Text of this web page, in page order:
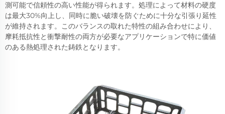
測可能で信頼性の高い性能が得られます。処理によって材料の硬度
は最大30%向上し、同時に脆い破壊を防ぐために十分な引張り延性
が維持されます。このバランスの取れた特性の組み合わせにより、
摩耗抵抗性と衝撃耐性の両方が必要なアプリケーションで特に価値
のある熱処理された鋳鉄となります。